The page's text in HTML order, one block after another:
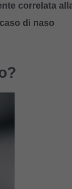
correlata
di naso